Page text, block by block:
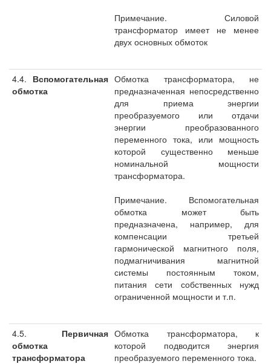
Примечание. Силовой
трансформатор имеет не менее
двух основных обмоток
4.4. Вспомогательная
обмотка
Обмотка трансформатора, не
предназначенная непосредственно
для приема энергии
преобразуемого или отдачи
энергии преобразованного
переменного тока, или мощность
которой существенно меньше
номинальной мощности
трансформатора.
Примечание. Вспомогательная
обмотка может быть
предназначена, например, для
компенсации третьей
гармонической магнитного поля,
подмагничивания магнитной
системы постоянным током,
питания сети собственных нужд
ограниченной мощности и т.п.
4.5. Первичная
обмотка
трансформатора
Обмотка трансформатора, к
которой подводится энергия
преобразуемого переменного тока.